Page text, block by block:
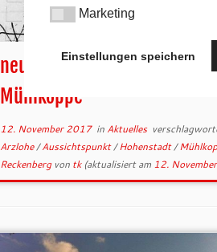
neue Gipfelbucheinträge
Mühlkoppe
12. November 2017in Aktuelles
Arzlohe/Aussichtspunkt/Hohenstadt/
Reckenberg von tk(aktualisiert am 12.
MarketingMarketing
Einstellungen speichern